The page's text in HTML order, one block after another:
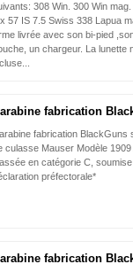
308 Win. 300 Win
57 IS 7.5 Swiss 338 Lapua
livrée avec son bi-pied
un chargeur. La lunette
fabrication
fabrication BlackGuns
culasse Mauser Modèle 1909
en catégorie C,
préfectorale*
fabrication